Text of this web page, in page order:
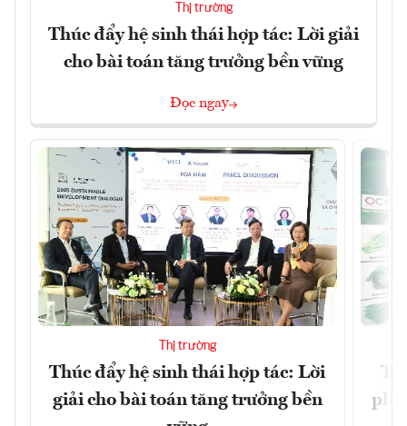
Thị trường
Thúc đẩy hệ sinh thái hợp tác: Lời giải
cho bài toán tăng trưởng bền vững
Đọc ngay
Thị trường
Thúc đẩy hệ sinh thái hợp tác: Lời
giải cho bài toán tăng trưởng bền